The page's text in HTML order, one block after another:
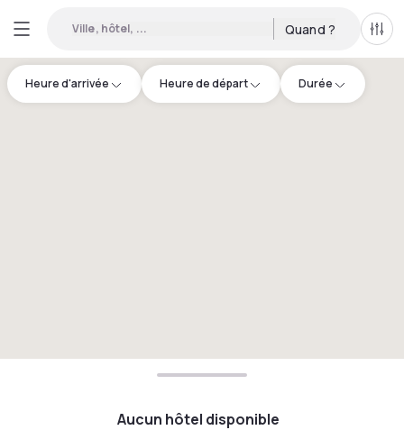
Ville, hôtel, ... Quand ?
Heure d'arrivée Heure de départ Durée
Aucun hôtel disponible